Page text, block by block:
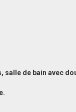
de bain avec